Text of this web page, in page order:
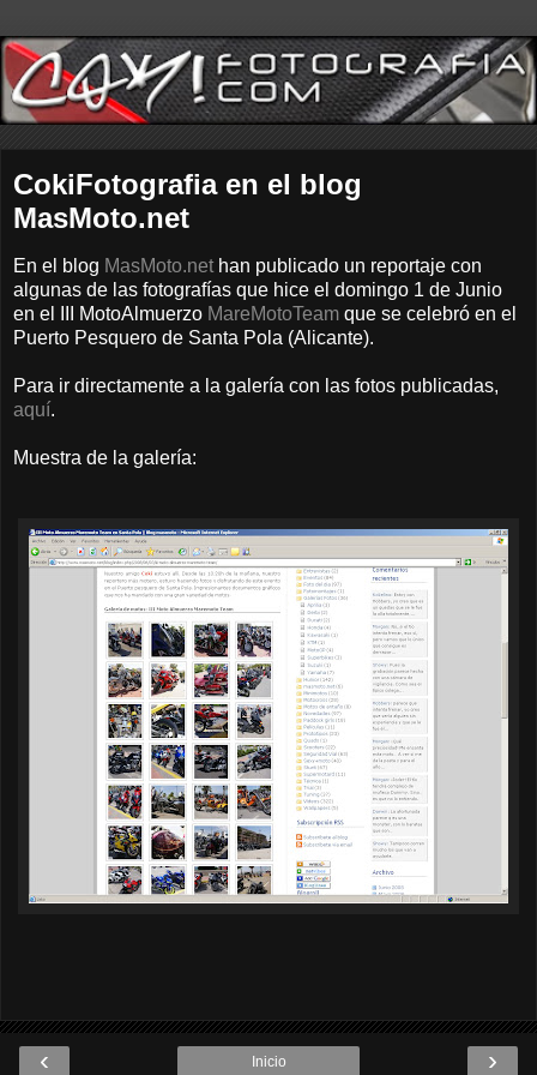
CokiFotografia en el blog
MasMoto.net
En el blog MasMoto.net han publicado un reportaje con
algunas de las fotografías que hice el domingo 1 de Junio
en el III MotoAlmuerzo MareMotoTeam que se celebró en el
Puerto Pesquero de Santa Pola (Alicante).
Para ir directamente a la galería con las fotos publicadas,
aquí.
Muestra de la galería:
‹ ›
Inicio